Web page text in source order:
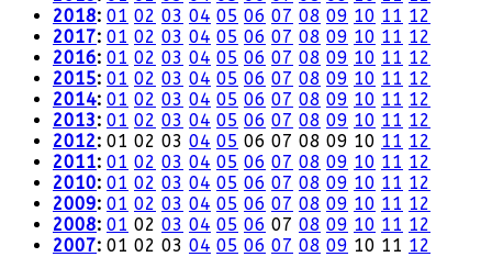
2018: 01 02 03 04 05 06 07 08 09 10 11 12
2017: 01 02 03 04 05 06 07 08 09 10 11 12
2016: 01 02 03 04 05 06 07 08 09 10 11 12
2015: 01 02 03 04 05 06 07 08 09 10 11 12
2014: 01 02 03 04 05 06 07 08 09 10 11 12
2013: 01 02 03 04 05 06 07 08 09 10 11 12
2012: 01 02 03 04 05 06 07 08 09 10 11 12
2011: 01 02 03 04 05 06 07 08 09 10 11 12
2010: 01 02 03 04 05 06 07 08 09 10 11 12
2009: 01 02 03 04 05 06 07 08 09 10 11 12
2008: 01 02 03 04 05 06 07 08 09 10 11 12
2007: 01 02 03 04 05 06 07 08 09 10 11 12